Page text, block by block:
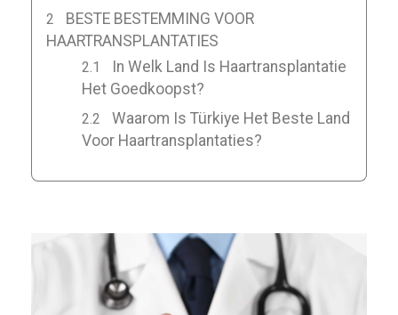
BESTE BESTEMMING VOOR
HAARTRANSPLANTATIES
In Welk Land Is Haartransplantatie
Het Goedkoopst?
Waarom Is Türkiye Het Beste Land
Voor Haartransplantaties?